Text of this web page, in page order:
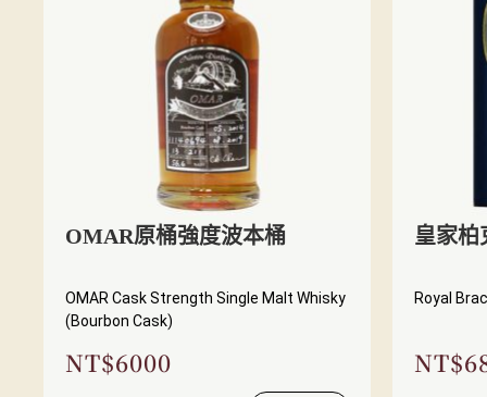
OMAR原桶強度波本桶
OMAR Cask Strength Single Malt Whisky
(Bourbon Cask)
NT$6000
皇家柏
Royal
NT$